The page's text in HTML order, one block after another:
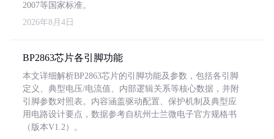
2007等国家标准。
2026年8月4日
BP2863芯片各引脚功能
本文详细解析BP2863芯片的引脚功能及参数，包括各引脚
定义、典型电压/电流值、内部逻辑关系等核心数据，并附
引脚参数对照表。内容涵盖驱动配置、保护机制及典型应
用电路设计要点，数据参考自杭州士兰微电子官方规格书
（版本V1.2）。